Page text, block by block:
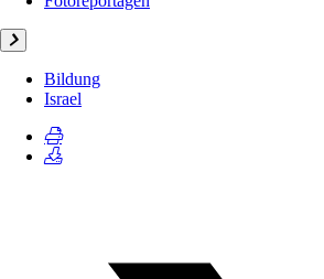
Bildung
Israel